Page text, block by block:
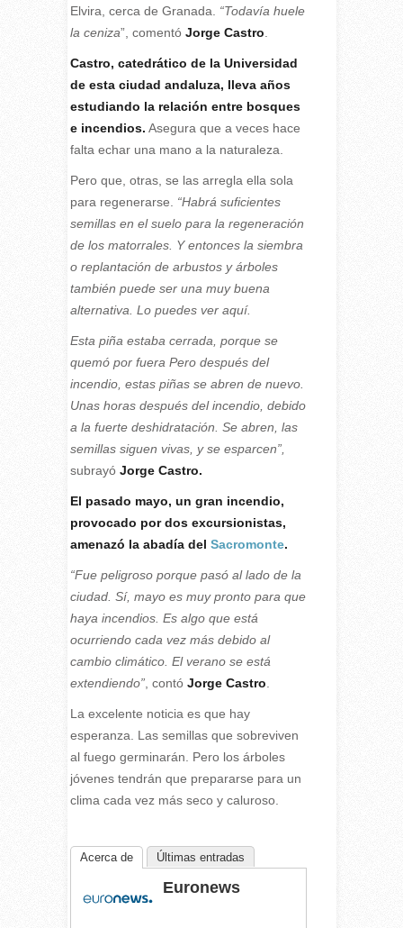
Elvira, cerca de Granada. “Todavía huele
la ceniza”, comentó Jorge Castro
Castro, catedrático de la Universidad
de esta ciudad andaluza, lleva años
estudiando la relación entre bosques
e incendios. Asegura que a veces hace
falta echar una mano a la naturaleza.
Pero que, otras, se las arregla ella sola
para regenerarse. “Habrá suficientes
semillas en el suelo para la regeneración
de los matorrales. Y entonces la siembra
o replantación de arbustos y árboles
también puede ser una muy buena
alternativa. Lo puedes ver aquí.
Esta piña estaba cerrada, porque se
quemó por fuera Pero después del
incendio, estas piñas se abren de nuevo.
Unas horas después del incendio, debido
a la fuerte deshidratación. Se abren, las
semillas siguen vivas, y se esparcen”,
subrayó Jorge Castro.
El pasado mayo, un gran incendio,
provocado por dos excursionistas,
amenazó la abadía del Sacromonte.
“Fue peligroso porque pasó al lado de la
ciudad. Sí, mayo es muy pronto para que
haya incendios. Es algo que está
ocurriendo cada vez más debido al
cambio climático. El verano se está
extendiendo”, contó Jorge Castro
La excelente noticia es que hay
esperanza. Las semillas que sobreviven
al fuego germinarán. Pero los árboles
jóvenes tendrán que prepararse para un
clima cada vez más seco y caluroso.
Acerca de Últimas entradas
Euronews